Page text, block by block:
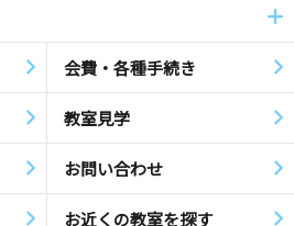
会費・各種手続き
教室見学
お問い合わせ
お近くの教室を探す